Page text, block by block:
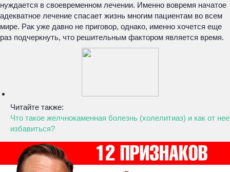
нуждается в своевременном лечении. Именно вовремя начатое
адекватное лечение спасает жизнь многим пациентам во всем
мире. Рак уже давно не приговор, однако, именно хочется еще
раз подчеркнуть, что решительным фактором является время.
Читайте также:
Что такое желчнокаменная болезнь (холелитиаз) и как от нее
избавиться?